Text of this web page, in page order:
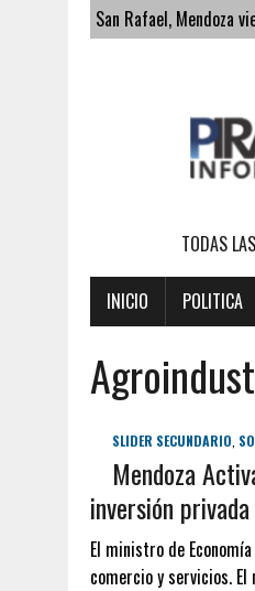
San Rafael, Mendoza
TODAS
INICIO POLITICA
SLIDER SECUNDARIO
Mendoza
inversión privada
El ministro de
comercio y servicios.